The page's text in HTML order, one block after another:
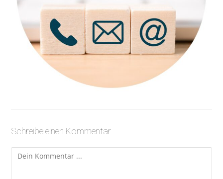
Schreibe einen Kommentar
Kommentieren